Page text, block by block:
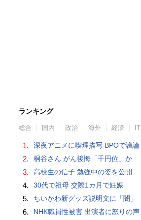
ランキング
総合 国内 政治 海外 経済 IT
1. 深夜アニメに喫煙描写 BPOで議論
2. 桐谷さん がん後悔「千円位」か
3. 高校生の信子 勉強中の姿を公開
4. 30代で祖母 交際1カ月で妊娠
5. ちいかわ新グッズ説明文に「闇」
6. NHK職員性被害 出演者に怒りの声